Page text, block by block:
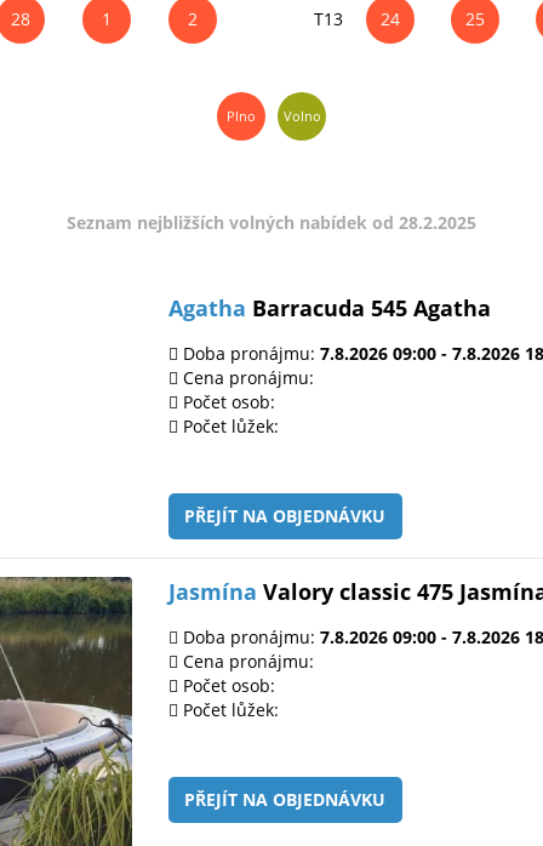
28 1 2 T13 24 25
Plno Volno
Seznam nejbližších volných nabídek od 28.2.2025
Agatha Barracuda 545 Agatha
Doba pronájmu: 7.8.2026 09:00 - 7.8.2026
Cena pronájmu:
Počet osob:
Počet lůžek:
PŘEJÍT NA OBJEDNÁVKU
Jasmína Valory classic 475
Doba pronájmu: 7.8.2026 09:00 - 7.8.2026
Cena pronájmu:
Počet osob:
Počet lůžek:
PŘEJÍT NA OBJEDNÁVKU